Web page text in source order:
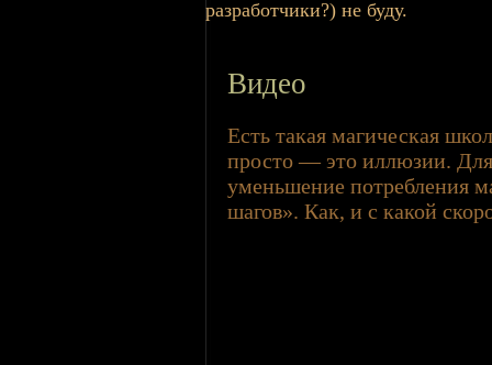
разработчики?) не буду.
Видео
Есть такая магическая
просто — это иллюзии.
уменьшение потребления
шагов». Как, и с какой